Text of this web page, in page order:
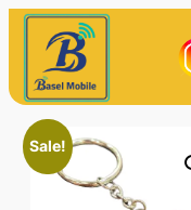
Sale!